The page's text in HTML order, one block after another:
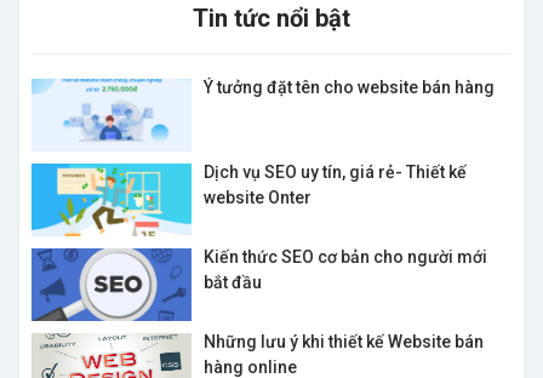
Tin tức nổi bật
Ý tưởng đặt tên cho website bán hàng
Dịch vụ SEO uy tín, giá rẻ- Thiết kế
website Onter
Kiến thức SEO cơ bản cho người mới
bắt đầu
Những lưu ý khi thiết kế Website bán
hàng online